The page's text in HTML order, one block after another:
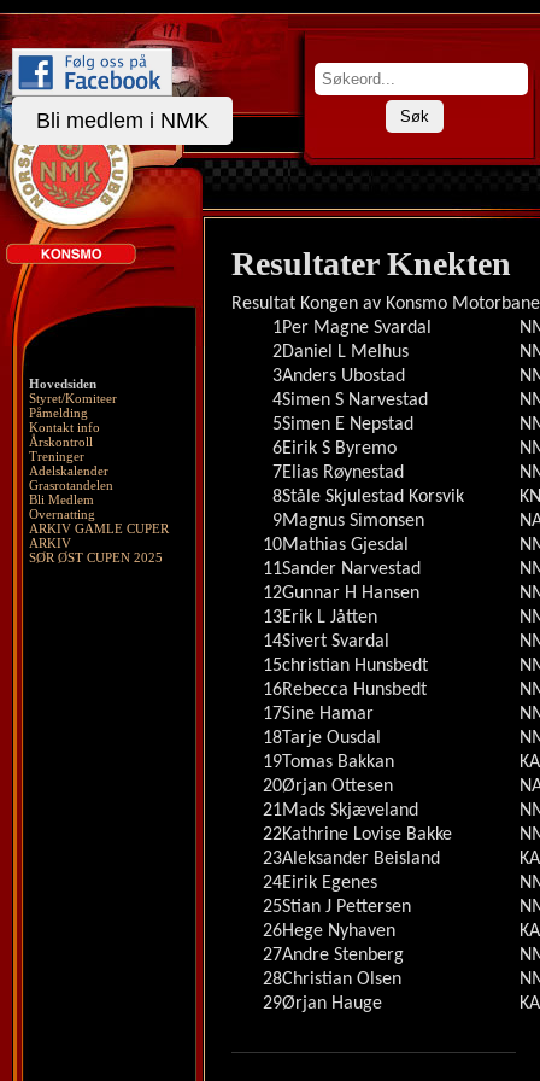
Bli medlem i NMK Søk
Hovedsiden
Styret/Komiteer
Påmelding
Kontakt info
Årskontroll
Treninger
Adelskalender
Grasrotandelen
Bli Medlem
Overnatting
ARKIV GAMLE CUPER
ARKIV
SØR ØST CUPEN 2025
Resultater Knekten
Resultat Kongen av Konsmo
1Per Magne Svardal
2Daniel L Melhus
3Anders Ubostad
4Simen S Narvestad
5Simen E Nepstad
6Eirik S Byremo
7Elias Røynestad
8Ståle Skjulestad Korsvik
9Magnus Simonsen
10Mathias Gjesdal
11Sander Narvestad
12Gunnar H Hansen
13Erik L Jåtten
14Sivert Svardal
15christian Hunsbedt
16Rebecca Hunsbedt
17Sine Hamar
18Tarje Ousdal
19Tomas Bakkan
20Ørjan Ottesen
21Mads Skjæveland
22Kathrine Lovise Bakke
23Aleksander Beisland
24Eirik Egenes
25Stian J Pettersen
26Hege Nyhaven
27Andre Stenberg
28Christian Olsen
29Ørjan Hauge